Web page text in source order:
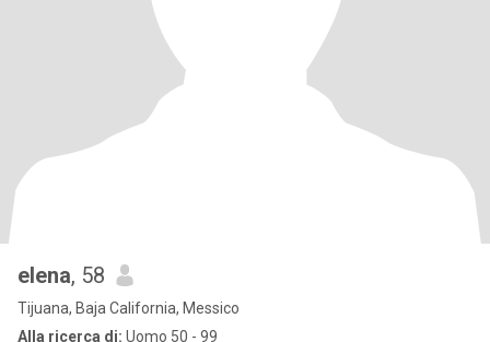
elena, 58
Tijuana, Baja California, Messico
Alla ricerca di: Uomo 50 - 99